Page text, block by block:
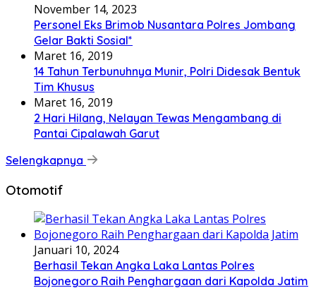
November 14, 2023
Personel Eks Brimob Nusantara Polres Jombang
Gelar Bakti Sosial*
Maret 16, 2019
14 Tahun Terbunuhnya Munir, Polri Didesak Bentuk
Tim Khusus
Maret 16, 2019
2 Hari Hilang, Nelayan Tewas Mengambang di
Pantai Cipalawah Garut
Selengkapnya
Otomotif
Januari 10, 2024
Berhasil Tekan Angka Laka Lantas Polres
Bojonegoro Raih Penghargaan dari Kapolda Jatim